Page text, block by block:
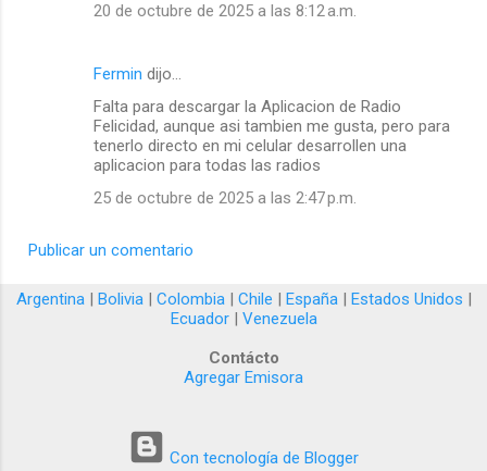
20 de octubre de 2025 a las 8:12 a.m.
Fermin dijo…
Falta para descargar la Aplicacion de Radio
Felicidad, aunque asi tambien me gusta, pero para
tenerlo directo en mi celular desarrollen una
aplicacion para todas las radios
25 de octubre de 2025 a las 2:47 p.m.
Publicar un comentario
Argentina| Bolivia| Colombia| Chile España| Estados Unidos
Ecuador| Venezuela
Contácto
Agregar Emisora
Con tecnología de Blogger